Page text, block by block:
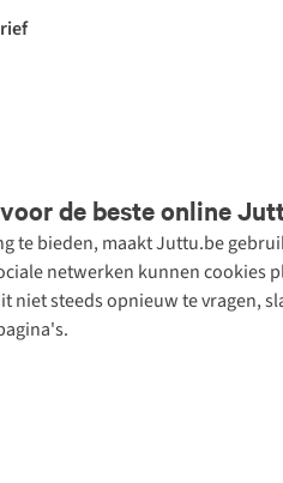
de beste online
te bieden, maakt Juttu.be
netwerken kunnen cookies
niet steeds opnieuw te vragen,